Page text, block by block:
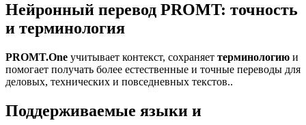
Нейронный перевод PROMT: точность
и терминология
PROMT.One учитывает контекст, сохраняет терминологию и
помогает получать более естественные и точные переводы для
деловых, технических и повседневных текстов..
Поддерживаемые языки и